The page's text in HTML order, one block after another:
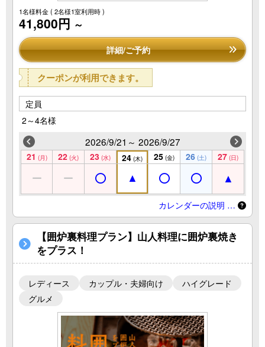
1名様料金( 2名様1室利用時 )
41,800円 ～
詳細/ご予約
クーポンが利用できます。
定員
2～4名様
2026/9/21～ 2026/9/27
21 (月) 22 (火) 23 (水) 24 (木) 25 (金) 26 (土) 27 (日)
カレンダーの説明 …
【囲炉裏料理プラン】山人料理に囲炉裏焼き
をプラス！
レディース カップル・夫婦向け
ハイグレード
グルメ